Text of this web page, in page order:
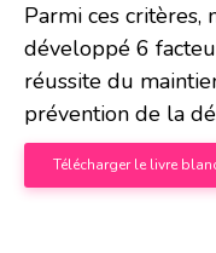
Parmi ces critères,
développé 6
réussite du
prévention de la
Télécharger le livre